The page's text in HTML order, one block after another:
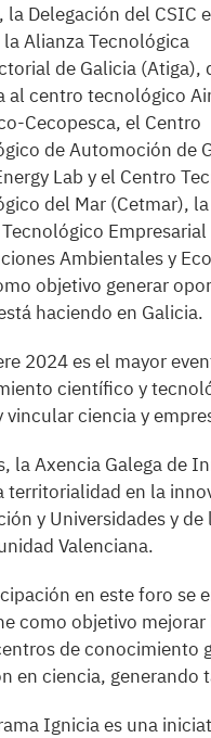
Delegación del CSIC
la Alianza Tecnológica
de Galicia (Atiga),
al centro tecnológico
Cecopesca, el Centro
de Automoción de
Lab y el Centro
del Mar (Cetmar),
Ambientales y
objetivo generar
haciendo en Galicia.
2024 es el mayor
científico y
vincular ciencia y
la Axencia Galega de
territorialidad en la
y Universidades y
Valenciana.
en este foro se
como objetivo
de conocimiento
en ciencia,
Ignicia es una